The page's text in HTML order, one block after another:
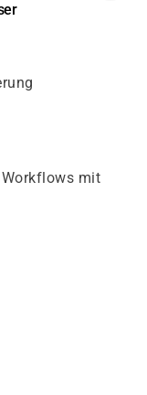
mit